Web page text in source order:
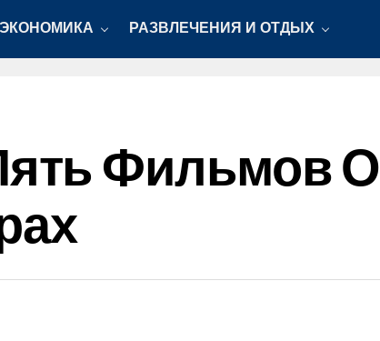
РАЗВЛЕЧЕНИЯ И ОТДЫХ
Фильмов О